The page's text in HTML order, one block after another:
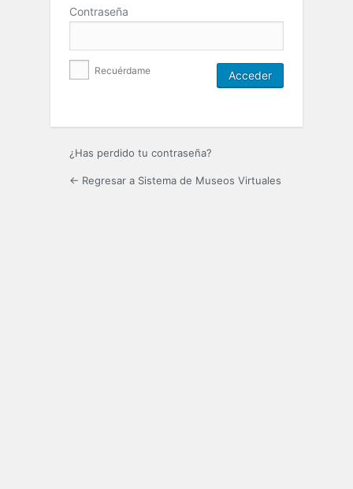
Contraseña
Recuérdame
¿Has perdido tu contraseña?
← Regresar a Sistema de Museos Virtuales